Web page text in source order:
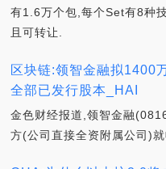
有1.6万个包,每个Set有8种
且可转让.
区块链:领智金融拟1400
全部已发行股本_HAI
金色财经报道,领智金融
方(公司直接全资附属公司)